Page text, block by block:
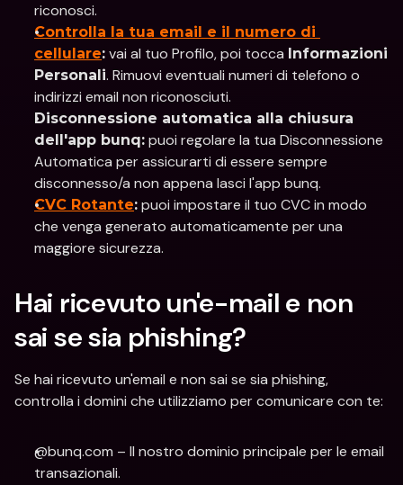
riconosci.
Controlla la tua email e il numero di
cellulare: vai al tuo Profilo, poi tocca Informazioni
Personali. Rimuovi eventuali numeri di telefono o
indirizzi email non riconosciuti.
Disconnessione automatica alla chiusura
dell'app bunq: puoi regolare la tua Disconnessione
Automatica per assicurarti di essere sempre
disconnesso/a non appena lasci l'app bunq.
CVC Rotante: puoi impostare il tuo CVC in modo
che venga generato automaticamente per una
maggiore sicurezza.
Hai ricevuto un'e-mail e non
sai se sia phishing?
Se hai ricevuto un'email e non sai se sia phishing,
controlla i domini che utilizziamo per comunicare con te:
@bunq.com – Il nostro dominio principale per le email
transazionali.